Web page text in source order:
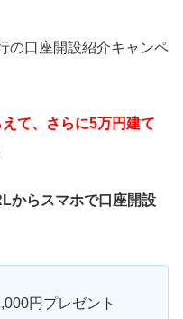
の口座開設紹介キャンペ
て、さらに5万円建て
からスマホで口座開設
円プレゼント